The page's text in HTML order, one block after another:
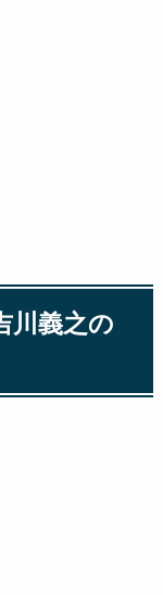
川義之の